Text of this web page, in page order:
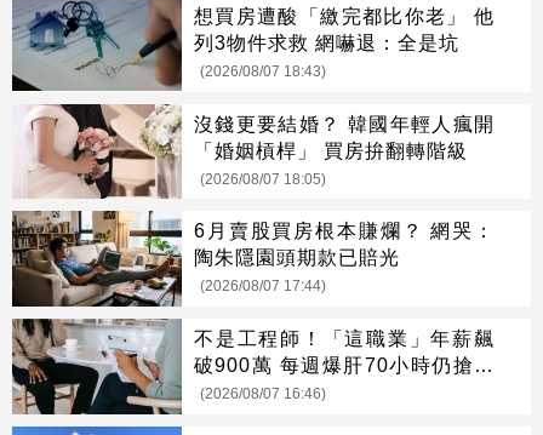
想買房遭酸「繳完都比你老」 他
列3物件求救 網嚇退：全是坑
(2026/08/07 18:43)
沒錢更要結婚？ 韓國年輕人瘋開
「婚姻槓桿」 買房拚翻轉階級
(2026/08/07 18:05)
6月賣股買房根本賺爛？ 網哭：
陶朱隱園頭期款已賠光
(2026/08/07 17:44)
不是工程師！「這職業」年薪飆
破900萬 每週爆肝70小時仍搶破
頭
(2026/08/07 16:46)